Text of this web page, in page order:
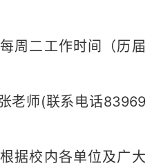
周二工作时间（历届
老师(联系电话83969
据校内各单位及广大